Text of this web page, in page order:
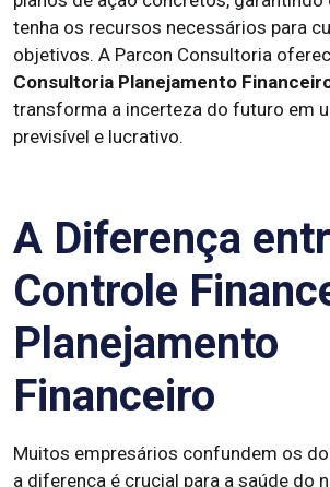
tenha os recursos necessários para
objetivos. A Parcon Consultoria
Consultoria Planejamento
transforma a incerteza do futuro em
previsível e lucrativo.
A Diferença
Controle
Planejamento
Financeiro
Muitos empresários confundem os
a diferença é crucial para a saúde do